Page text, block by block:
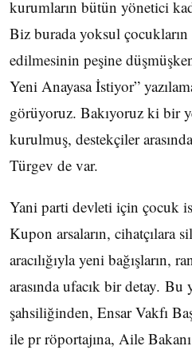
kurumların bütün yönetici
Biz burada yoksul
edilmesinin peşine
Yeni Anayasa İstiyor”
görüyoruz. Bakıyoruz ki bir
kurulmuş, destekçiler
Türgev de var.
Yani parti devleti için çocuk
Kupon arsaların, cihatçılara
aracılığıyla yeni bağışların,
arasında ufacık bir detay. Bu
şahsiliğinden, Ensar Vakfı
ile pr röportajına, Aile